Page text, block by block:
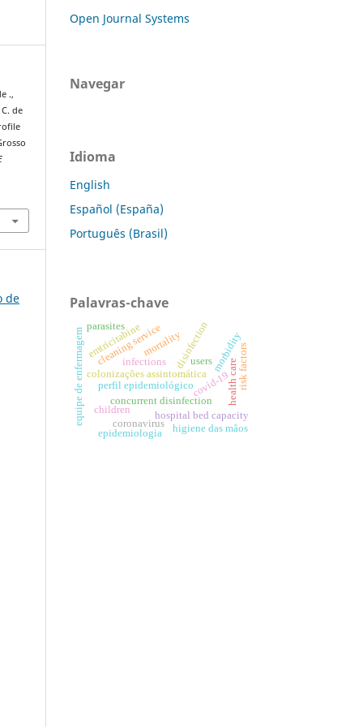
.,
de
de
Open Journal Systems
Navegar
Idioma
English
Español (España)
Português (Brasil)
Palavras-chave
covid-19
colonizações assintomática
infections
concurrent disinfection health care
cleaning service disinfection
emtricitabine
perfil epidemiológico
usersmorbidity
mortality
hospital bed capacity
equipe de enfermagem
higiene das mãos
risk factors
coronavirus
children
epidemiologia
parasites